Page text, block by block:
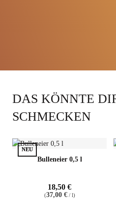
DAS KÖNNTE
SCHMECKEN
NEU
NEU
Bulleneier 0,5 l
18,50 €
(37,00 €/ l)